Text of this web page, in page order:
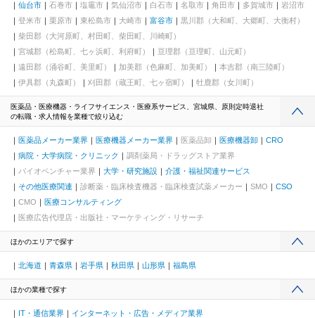
仙台市 石巻市 塩竈市 気仙沼市 白石市 名取市 角田市 多賀城市
岩沼市
登米市
栗原市 東松島市 大崎市 富谷市
黒川郡（大和町、大郷町、大衡村）
柴田郡（大河原町、村田町、柴田町、川崎町）
宮城郡（松島町、七ヶ浜町、利府町）
亘理郡（亘理町、山元町）
遠田郡（涌谷町、美里町）
加美郡（色麻町、加美町）
本吉郡（南三陸町）
伊具郡（丸森町）
刈田郡（蔵王町、七ヶ宿町） 牡鹿郡（女川町）
医薬品・医療機器・ライフサイエンス・医療系サービス、宮城県、原則定時退社
の転職・求人情報を業種で絞り込む
医薬品メーカー業界 医療機器メーカー業界 医薬品卸 医療機器卸
CRO
病院・大学病院・クリニック
調剤薬局・ドラッグストア業界
バイオベンチャー業界
大学・研究施設
介護・福祉関連サービス
その他医療関連
診断薬・臨床検査機器・臨床検査試薬メーカー SMO
CSO
CMO
医療コンサルティング
医療広告代理店・出版社・マーケティング・リサーチ
ほかのエリアで探す
北海道 青森県 岩手県 秋田県 山形県 福島県
ほかの業種で探す
IT・通信業界
インターネット・広告・メディア業界